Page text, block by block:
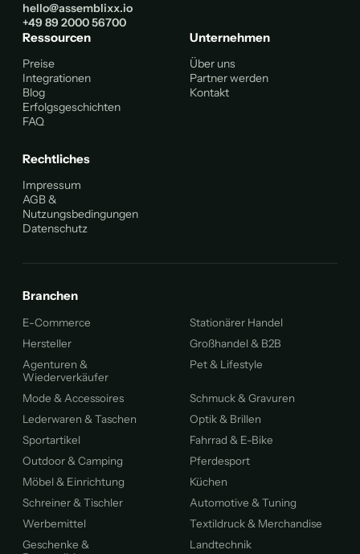
hello@assemblixx.io
+49 89 2000 56700
Ressourcen
Preise
Integrationen
Blog
Erfolgsgeschichten
FAQ
Unternehmen
Über uns
Partner werden
Kontakt
Rechtliches
Impressum
AGB &
Nutzungsbedingungen
Datenschutz
Branchen
E-Commerce
Stationärer Handel
Hersteller
Großhandel & B2B
Agenturen &
Wiederverkäufer
Pet & Lifestyle
Mode & Accessoires
Schmuck & Gravuren
Lederwaren & Taschen
Optik & Brillen
Sportartikel
Fahrrad & E-Bike
Outdoor & Camping
Pferdesport
Möbel & Einrichtung
Küchen
Schreiner & Tischler
Automotive & Tuning
Werbemittel
Textildruck & Merchandise
Geschenke &
Landtechnik